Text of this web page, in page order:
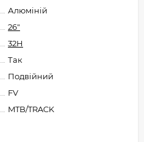
Алюміній
26"
32H
Так
Подвійний
FV
MTB/TRACK